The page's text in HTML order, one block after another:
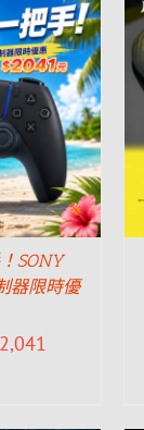
SONY
器限時優
2,041